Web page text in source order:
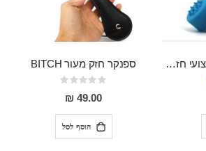
"Artur" רוקט פוקט מקצועי חזק במיוחד ספנקר חזק מעור BITCH
Rating:
0%
49.00 ₪
הוסף לסל